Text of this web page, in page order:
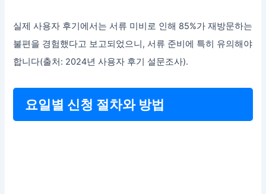
실제 사용자 후기에서는 서류 미비로 인해 85%가 재방문하는
불편을 경험했다고 보고되었으니, 서류 준비에 특히 유의해야
합니다(출처: 2024년 사용자 후기 설문조사).
요일별 신청 절차와 방법